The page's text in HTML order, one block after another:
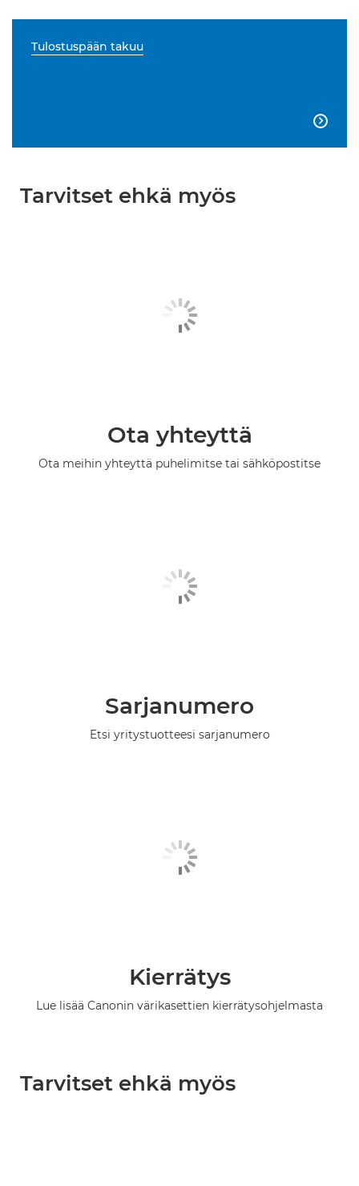
Tulostuspään takuu

Tarvitset ehkä myös
Ota yhteyttä
Ota meihin yhteyttä puhelimitse tai sähköpostitse
Sarjanumero
Etsi yritystuotteesi sarjanumero
Kierrätys
Lue lisää Canonin värikasettien kierrätysohjelmasta
Tarvitset ehkä myös